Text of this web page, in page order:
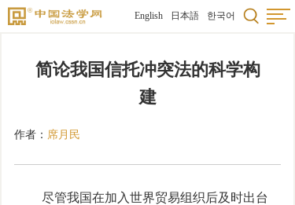
English 日本語 한국어
简论我国信托冲突法的科学构
建
作者： 席月民
尽管我国在加入世界贸易组织后及时出台